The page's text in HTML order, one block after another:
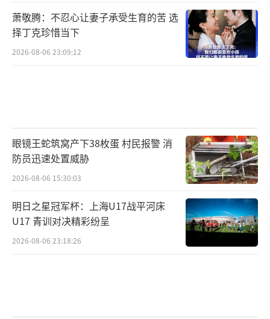
萧敬腾：不忍心让妻子承受生育的苦 选
择丁克珍惜当下
2026-08-06 23:09:12
眼镜王蛇筑窝产下38枚蛋 村民报警 消
防员迅速处置威胁
2026-08-06 15:30:03
明日之星冠军杯：上海U17战平河床
U17 青训对决精彩纷呈
2026-08-06 23:18:26